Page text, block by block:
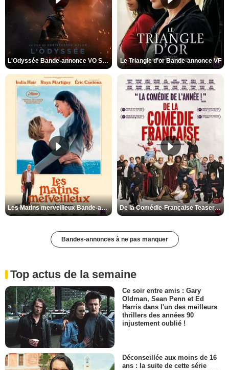
L'Odyssée Bande-annonce VO STFR Le Triangle d'or Bande-annonce VF
Les Matins merveilleux Bande-annonce VF De la Comédie-Française Teaser VF
Bandes-annonces à ne pas manquer
Top actus de la semaine
Ce soir entre amis : Gary
Oldman, Sean Penn et Ed
Harris dans l'un des meilleurs
thrillers des années 90
injustement oublié !
Déconseillée aux moins de 16
ans : la suite de cette série